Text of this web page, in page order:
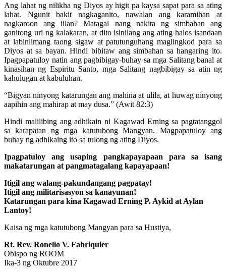
Ang lahat ng nilikha ng Diyos ay higit pa kaysa sapat para sa ating
lahat. Ngunit bakit nagkaganito, nawalan ang karamihan at
nagkaroon ang iilan? Matagal nang nakita ng simbahan ang
ganitong uri ng kalakaran, at dito isinilang ang ating halos isandaan
at labinlimang taong sigaw at patutunguhang maglingkod para sa
Diyos at sa bayan. Hindi bibitaw ang simbahan sa hangaring ito.
Ipagpapatuloy natin ang pagbibigay-buhay sa mga Salitang banal at
kinasihan ng Espiritu Santo, mga Salitang nagbibigay sa atin ng
kahulugan at kabuluhan.
“Bigyan ninyong katarungan ang mahina at ulila, at huwag ninyong
aapihin ang mahirap at may dusa.” (Awit 82:3)
Hindi malilibing ang adhikain ni Kagawad Erning sa pagtatanggol
sa karapatan ng mga katutubong Mangyan. Magpapatuloy ang
buhay ng adhikaing ito sa tulong ng ating Diyos.
Ipagpatuloy ang usaping pangkapayapaan para sa isang
makatarungan at pangmatagalang kapayapaan!
Itigil ang walang-pakundangang pagpatay!
Itigil ang militarisasyon sa kanayunan!
Katarungan para kina Kagawad Erning P. Aykid at Aylan
Lantoy!
Kaisa ng mga katutubong Mangyan para sa Hustiya,
Rt. Rev. Ronelio V. Fabriquier
Obispo ng ROOM
Ika-3 ng Oktubre 2017